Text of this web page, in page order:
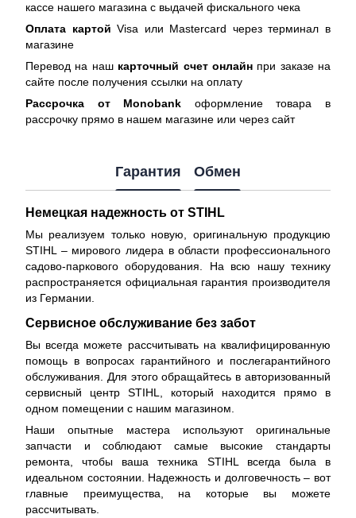
кассе нашего магазина с выдачей фискального чека
Оплата картой Visa или Mastercard через терминал в
магазине
Перевод на наш карточный счет онлайнпри заказе на
сайте после получения ссылки на оплату
Рассрочка от Monobank оформление товара в
рассрочку прямо в нашем магазине или через сайт
Гарантия Обмен
Немецкая надежность от STIHL
Мы реализуем только новую, оригинальную продукцию
STIHL – мирового лидера в области профессионального
садово-паркового оборудования. На всю нашу технику
распространяется официальная гарантия производителя
из Германии.
Сервисное обслуживание без забот
Вы всегда можете рассчитывать на квалифицированную
помощь в вопросах гарантийного и послегарантийного
обслуживания. Для этого обращайтесь в авторизованный
сервисный центр STIHL, который находится прямо в
одном помещении с нашим магазином.
Наши опытные мастера используют оригинальные
запчасти и соблюдают самые высокие стандарты
ремонта, чтобы ваша техника STIHL всегда была в
идеальном состоянии. Надежность и долговечность – вот
главные преимущества, на которые вы можете
рассчитывать.